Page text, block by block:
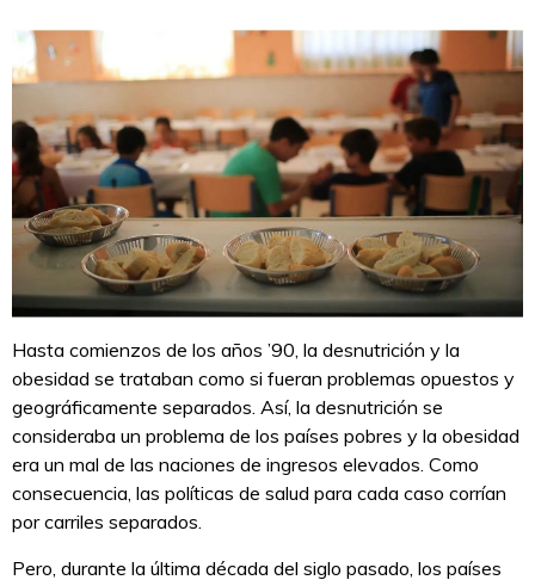
Hasta comienzos de los años ’90, la desnutrición y la
obesidad se trataban como si fueran problemas opuestos y
geográficamente separados. Así, la desnutrición se
consideraba un problema de los países pobres y la obesidad
era un mal de las naciones de ingresos elevados. Como
consecuencia, las políticas de salud para cada caso corrían
por carriles separados.
Pero, durante la última década del siglo pasado, los países